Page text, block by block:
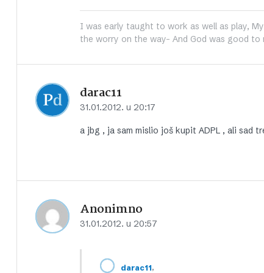
I was early taught to work as well as play,
the worry on the way- And God was good to
darac11
31.01.2012. u 20:17
a jbg , ja sam mislio još kupit ADPL , ali sad
Anonimno
31.01.2012. u 20:57
darac11,